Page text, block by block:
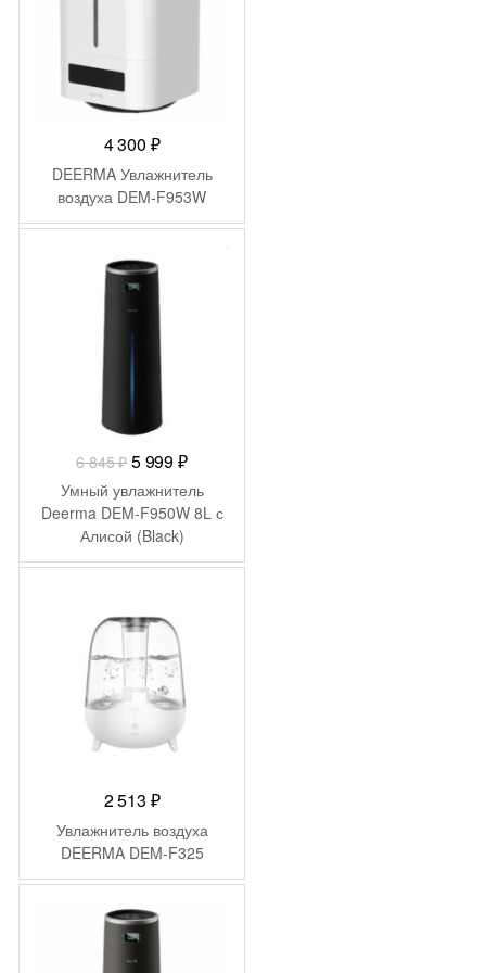
4 300 ₽
DEERMA Увлажнитель
воздуха DEM-F953W
6 845₽ Первоначальная
цена
составляла
6
845 ₽.
5 999₽Текущая
цена:
5
Умный увлажнитель
Deerma DEM-F950W 8L с
Алисой (Black)
2 513 ₽
Увлажнитель воздуха
DEERMA DEM-F325